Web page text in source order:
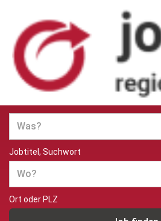
Jobs und Stellenangebote in
Berlin
Jobtitel, Suchwort
Ort oder PLZ